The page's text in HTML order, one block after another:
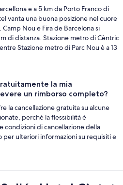
e a 5 km da Porto Franco di
vanta una buona posizione nel cuore
Nou e Fira de Barcelona si
di distanza. Stazione metro di Cèntric
Stazione metro di Parc Nou è a 13
la mia
un rimborso completo?
la cancellazione gratuita su alcune
perché la flessibilità è
condizioni di cancellazione della
per ulteriori informazioni su requisiti e